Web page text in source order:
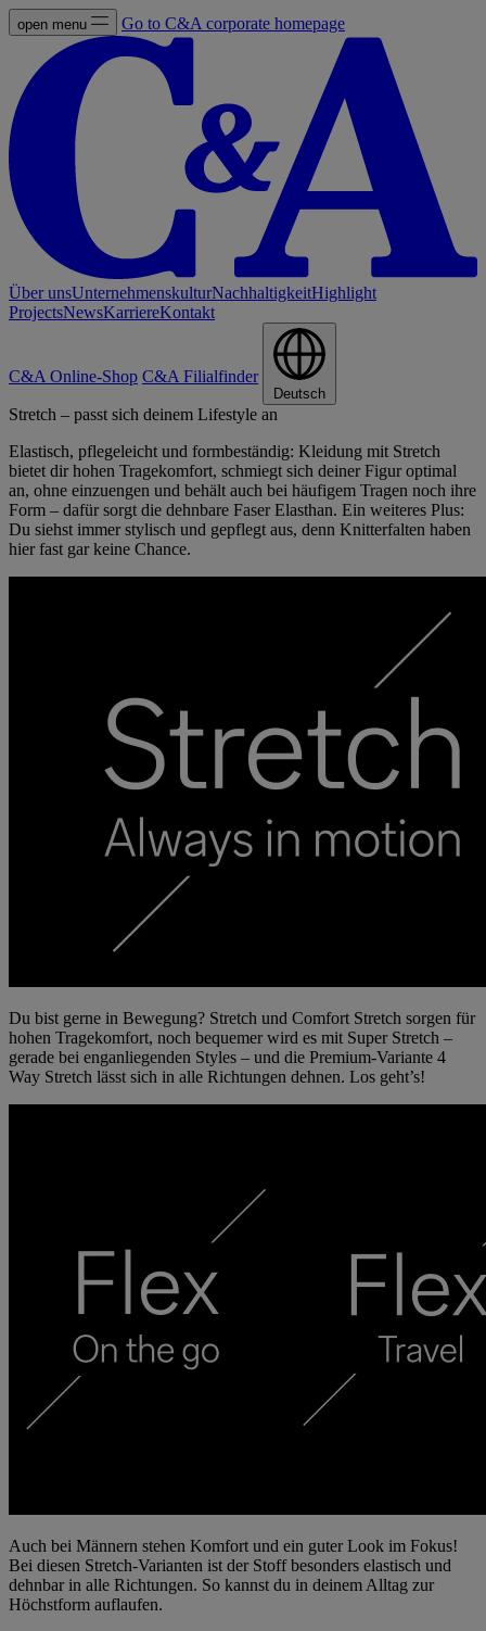
open menu Go to C&A corporate homepage
Über unsUnternehmenskulturNachhaltigkeitHighlight
ProjectsNewsKarriereKontakt
C&A Online-Shop C&A Filialfinder
Deutsch
Stretch – passt sich deinem Lifestyle an
Elastisch, pflegeleicht und formbeständig: Kleidung mit Stretch
bietet dir hohen Tragekomfort, schmiegt sich deiner Figur optimal
an, ohne einzuengen und behält auch bei häufigem Tragen noch ihre
Form – dafür sorgt die dehnbare Faser Elasthan. Ein weiteres Plus:
Du siehst immer stylisch und gepflegt aus, denn Knitterfalten haben
hier fast gar keine Chance.
Du bist gerne in Bewegung? Stretch und Comfort Stretch sorgen für
hohen Tragekomfort, noch bequemer wird es mit Super Stretch –
gerade bei enganliegenden Styles – und die Premium-Variante 4
Way Stretch lässt sich in alle Richtungen dehnen. Los geht’s!
Auch bei Männern stehen Komfort und ein guter Look im Fokus!
Bei diesen Stretch-Varianten ist der Stoff besonders elastisch und
dehnbar in alle Richtungen. So kannst du in deinem Alltag zur
Höchstform auflaufen.